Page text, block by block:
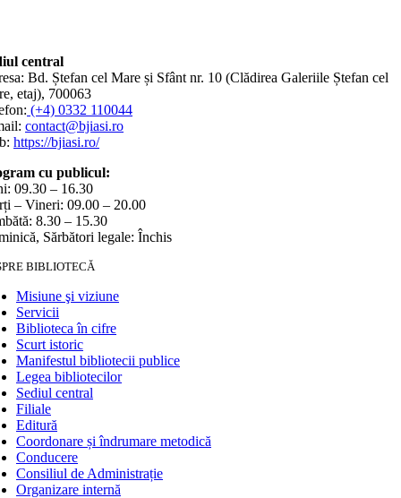
central
Bd. Ștefan cel Mare și Sfânt nr. 10 (Clădirea Galeriile Ștefan cel
etaj), 700063
(+4) 0332 110044
contact@bjiasi.ro
https://bjiasi.ro/
cu publicul:
09.30 – 16.30
– Vineri: 09.00 – 20.00
8.30 – 15.30
Sărbători legale: Închis
BIBLIOTECĂ
Misiune şi viziune
Servicii
Biblioteca în cifre
Scurt istoric
Manifestul bibliotecii publice
Legea bibliotecilor
Sediul central
Filiale
Editură
Coordonare și îndrumare metodică
Conducere
Consiliul de Administrație
Organizare internă